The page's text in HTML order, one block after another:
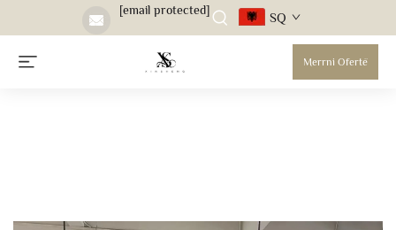
[email protected] SQ
Merrni Ofertë